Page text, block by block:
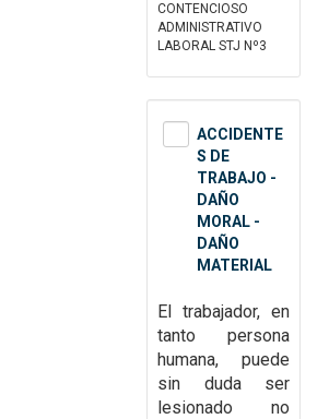
CONTENCIOSO
ADMINISTRATIVO
LABORAL STJ Nº3
ACCIDENTE
S DE
TRABAJO -
DAÑO
MORAL -
DAÑO
MATERIAL
El trabajador, en
tanto persona
humana, puede
sin duda ser
lesionado no